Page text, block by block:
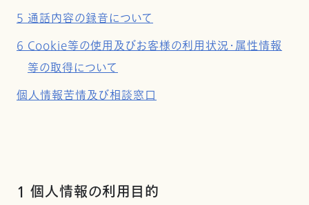
5 通話内容の録音について
6 Cookie等の使用及びお客様の利用状況・属性情報
等の取得について
個人情報苦情及び相談窓口
1 個人情報の利用目的